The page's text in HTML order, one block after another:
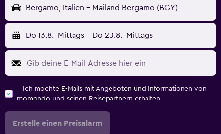
Bergamo, Italien - Mailand Bergamo (BGY)
Do 13.8. Mittags - Do 20.8. Mittags
Ich möchte E-Mails mit Angeboten und Informationen von
momondo und seinen Reisepartnern erhalten.
Erstelle einen Preisalarm